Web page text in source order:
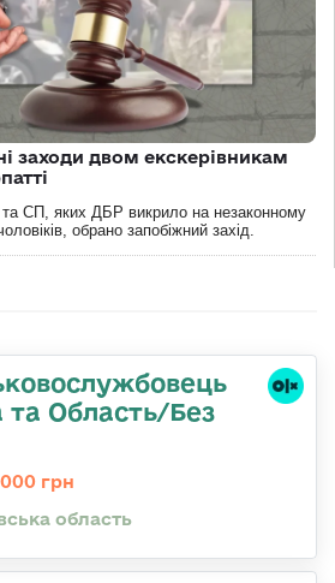
заходи двом екскерівникам
СП, яких ДБР викрило на незаконному
обрано запобіжний захід.
Область/Без
грн
область